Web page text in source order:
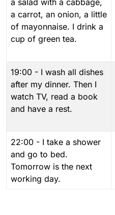
a carrot, an onion, a little
of mayonnaise. I drink a
cup of green tea.
19:00 - I wash all dishes
after my dinner. Then I
watch TV, read a book
and have a rest.
22:00 - I take a shower
and go to bed.
Tomorrow is the next
working day.